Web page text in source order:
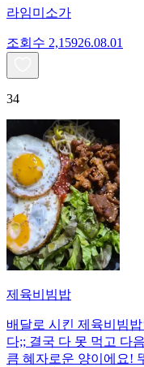
라임미소가
조회수 2,15926.08.01
34
제육비빔밥
배달로 시킨 제육비빔
다;; 결국 다 못 먹고 다
큼 혜자로운 양이에요!